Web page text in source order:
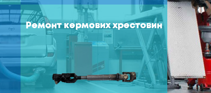
Ремонт кермових хрестовин